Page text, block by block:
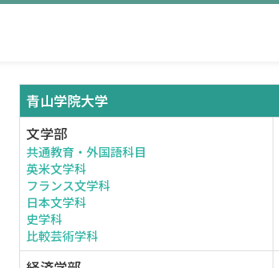
青山学院大学
文学部
共通教育・外国語科目
英米文学科
フランス文学科
日本文学科
史学科
比較芸術学科